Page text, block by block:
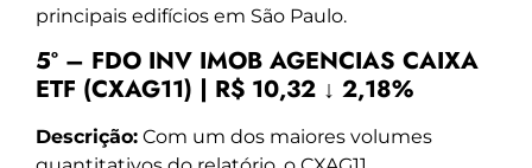
principais edifícios em São Paulo.
5º – FDO INV IMOB AGENCIAS CAIXA
ETF (CXAG11) | R$ 10,32 ↓ 2,18%
Descrição: Com um dos maiores volumes